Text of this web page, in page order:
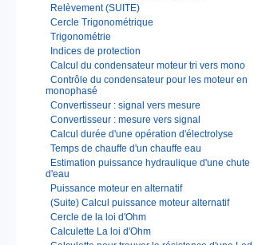
Relèvement (SUITE)
Cercle Trigonométrique
Trigonométrie
Indices de protection
Calcul du condensateur moteur tri vers mono
Contrôle du condensateur pour les moteur en
monophasé
Convertisseur : signal vers mesure
Convertisseur : mesure vers signal
Calcul durée d'une opération d'électrolyse
Temps de chauffe d'un chauffe eau
Estimation puissance hydraulique d'une chute
d'eau
Puissance moteur en alternatif
(Suite) Calcul puissance moteur alternatif
Cercle de la loi d'Ohm
Calculette La loi d'Ohm